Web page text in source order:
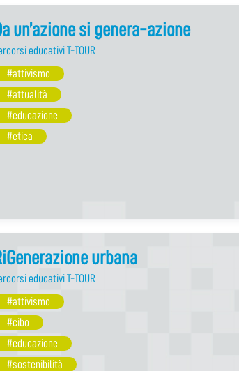
un’azione si genera-azione
educativi T-TOUR
#attivismo
#attualità
#educazione
#etica
urbana
educativi T-TOUR
#attivismo
#cibo
#educazione
#sostenibilità